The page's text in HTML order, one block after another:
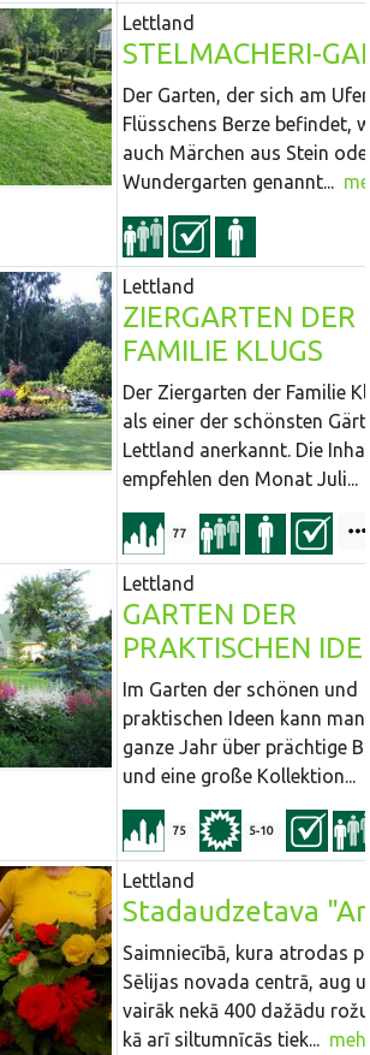
Lettland
STELMACHERI-
Der Garten, der sich am
Flüsschens Berze befindet,
auch Märchen aus Stein
Wundergarten genannt...
Lettland
ZIERGARTEN DER
FAMILIE KLUGS
Der Ziergarten der Familie
als einer der schönsten
Lettland anerkannt. Die
empfehlen den Monat Juli...
77
Lettland
GARTEN DER
PRAKTISCHEN
Im Garten der schönen und
praktischen Ideen kann
ganze Jahr über prächtige
und eine große Kollektion...
75 5-10
Lettland
Stadaudzetava
Saimniecībā, kura atrodas
Sēlijas novada centrā, aug
vairāk nekā 400 dažādu
kā arī siltumnīcās tiek...